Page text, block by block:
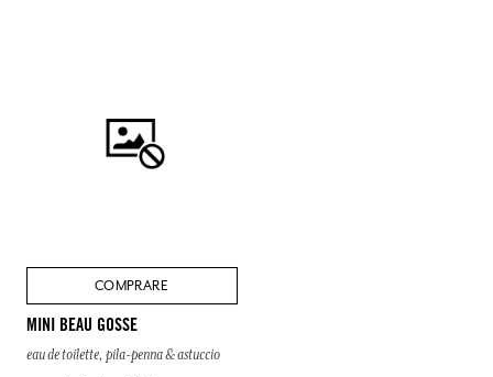
COMPRARE
MINI BEAU GOSSE
eau de toilette, pila-penna & astuccio